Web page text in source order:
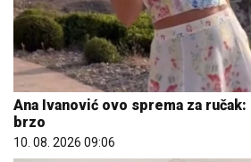
Ana Ivanović ovo sprema za
brzo
10. 08. 2026 09:06